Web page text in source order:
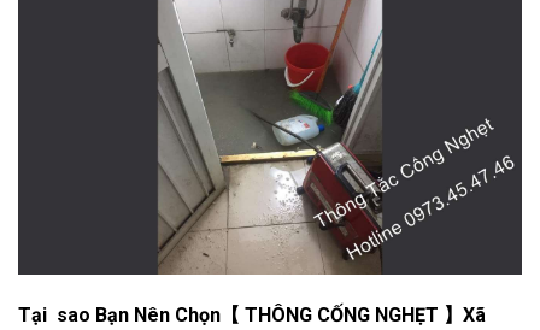
Tại sao Bạn Nên Chọn【 THÔNG CỐNG NGHẸT 】Xã